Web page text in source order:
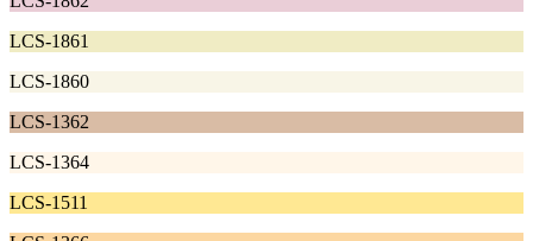
LCS-1861
LCS-1860
LCS-1362
LCS-1364
LCS-1511